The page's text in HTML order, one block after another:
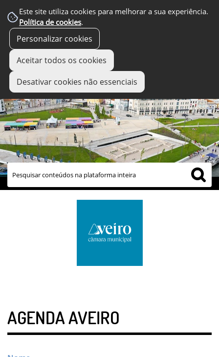
Este site utiliza cookies para melhorar a sua experiência.
Política de cookies.
Personalizar cookies
Aceitar todos os cookies
Desativar cookies não essenciais
links úteis
AGENDA AVEIRO